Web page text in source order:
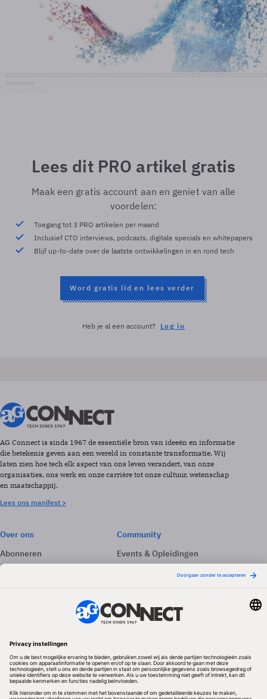
Lees dit PRO artikel gratis
Maak een gratis account aan en geniet van alle
voordelen:
Toegang tot 3 PRO artikelen per maand
Inclusief CTO interviews, podcasts, digitale specials en whitepapers
Blijf up-to-date over de laatste ontwikkelingen in en rond tech
Word gratis lid en lees verder
Heb je al een account? Log in
AG Connect is sinds 1967 de essentiële bron van ideeën en informatie
die betekenis geven aan een wereld in constante transformatie. Wij
laten zien hoe tech elk aspect van ons leven verandert, van onze
organisaties, ons werk en onze carrière tot onze cultuur, wetenschap
en maatschappij.
Lees ons manifest >
Over ons
Abonneren
Adverteren
Community
Events & Opleidingen
Nieuwsbrieven
Volg ons